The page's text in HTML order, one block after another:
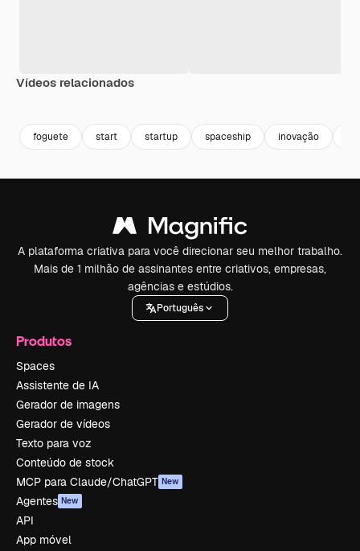
Vídeos relacionados
foguete start startup spaceship inovação
A plataforma criativa para você direcionar seu melhor trabalho.
Mais de 1 milhão de assinantes entre criativos, empresas,
agências e estúdios.
Português
Produtos
Spaces
Assistente de IA
Gerador de imagens
Gerador de vídeos
Texto para voz
Conteúdo de stock
MCP para Claude/ChatGPT New
Agentes New
API
App móvel